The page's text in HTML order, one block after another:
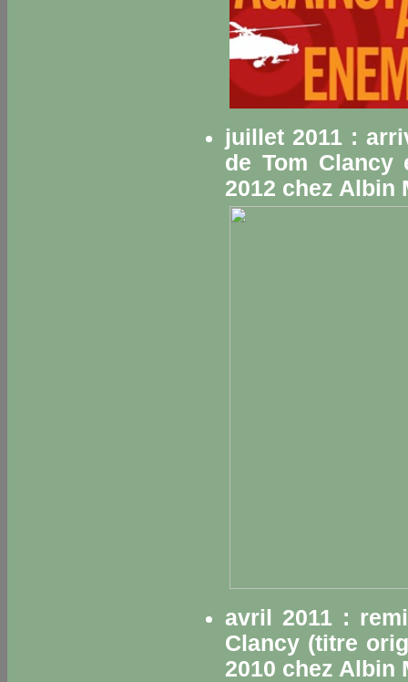
juillet 2011 :
de Tom Clancy
2012 chez Albin
avril 2011 :
Clancy (titre
2010 chez Albin